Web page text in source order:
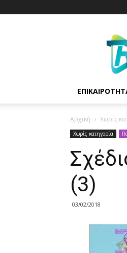
Press
Αρχική Χωρίς
Χωρίς κατηγορία
(3)
03/02/2018